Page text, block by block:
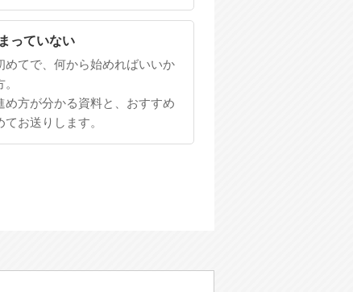
っていない
めてで、何から始めればいいか
め方が分かる資料と、おすすめ
お送りします。